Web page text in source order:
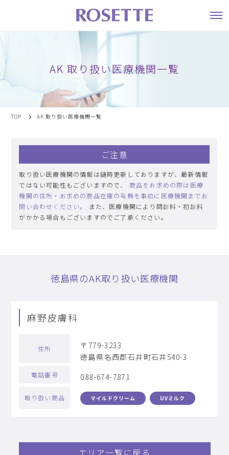
AK 取り扱い医療機関一覧
TOP AK 取り扱い医療機関一覧
ご注意
取り扱い医療機関の情報は随時更新しておりますが、最新情報
ではない可能性もございますので、 商品をお求めの際は医療
機関の住所・お求めの商品在庫の有無を事前に医療機関までお
問い合わせください。
また、医療機関により問診料・初診料
がかかる場合もございますのでご了承ください。
徳島県のAK取り扱い医療機関
麻野皮膚科
住所
〒779-3233
徳島県名西郡石井町石井540-3
電話番号 088-674-7871
取り扱い商品 マイルドクリーム UVミルク
エリア一覧に戻る